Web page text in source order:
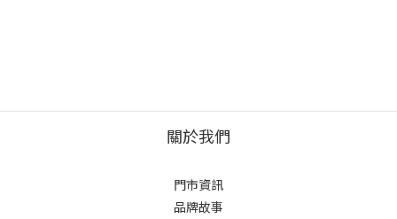
關於我們
門市資訊
品牌故事